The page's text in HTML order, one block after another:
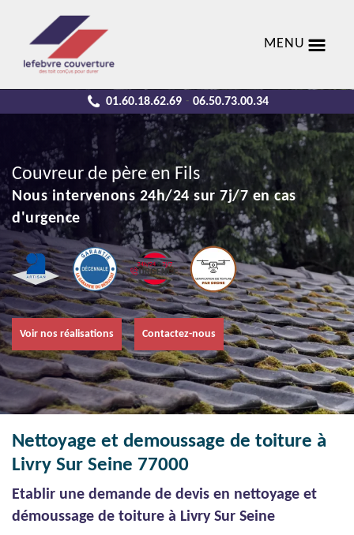
MENU
01.60.18.62.69 - 06.50.73.00.34
Couvreur de père en Fils
Nous intervenons 24h/24 sur 7j/7 en cas
d'urgence
Voir nos réalisations Contactez-nous
Nettoyage et demoussage de toiture à
Livry Sur Seine 77000
Etablir une demande de devis en nettoyage et
démoussage de toiture à Livry Sur Seine